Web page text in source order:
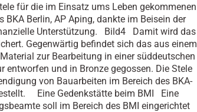
für die im Einsatz ums Leben gekommenen
Berlin, AP Aping, dankte im Beisein der
Unterstützung. Bild4 Damit wird das
Gegenwärtig befindet sich das aus einem
zur Bearbeitung in einer süddeutschen
entworfen und in Bronze gegossen. Die Stele
von Bauarbeiten im Bereich des BKA-
Eine Gedenkstätte beim BMI Eine
soll im Bereich des BMI eingerichtet